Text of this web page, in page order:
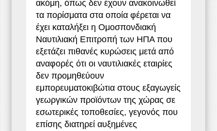
ακόμη, όπως δεν έχουν ανακοινωθεί
τα πορίσματα στα οποία φέρεται να
έχει καταλήξει η Ομοσπονδιακή
Ναυτιλιακή Επιτροπή των ΗΠΑ που
εξετάζει πιθανές κυρώσεις μετά από
αναφορές ότι οι ναυτιλιακές εταιρίες
δεν προμηθεύουν
εμπορευματοκιβώτια στους εξαγωγείς
γεωργικών προϊόντων της χώρας σε
εσωτερικές τοποθεσίες, γεγονός που
επίσης διατηρεί αυξημένες